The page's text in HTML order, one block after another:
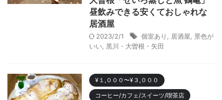
昼飲みできる安くておしゃれな
居酒屋
2023/2/1 個室あり 居酒屋 景色が
いい 黒川・大曽根・矢田
¥１,０００〜¥３,０００
コーヒー/カフェ/スイーツ/喫茶店